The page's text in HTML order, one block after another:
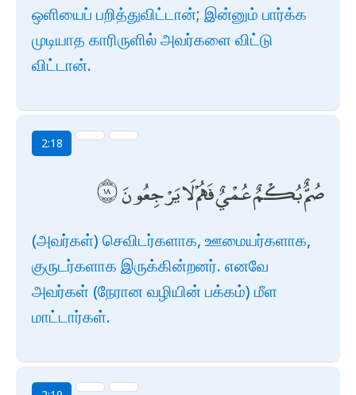
ஒளியைப் பறித்துவிட்டான்; இன்னும் பார்க்க
முடியாத காரிருளில் அவர்களை விட்டு
விட்டான்.
2:18
صُمٌّ بُكْمٌ عُمْيٌ فَهُمْ لَا يَرْجِعُونَ
(அவர்கள்) செவிடர்களாக, ஊமையர்களாக,
குருடர்களாக இருக்கின்றனர். எனவே
அவர்கள் (நேரான வழியின் பக்கம்) மீள
மாட்டார்கள்.